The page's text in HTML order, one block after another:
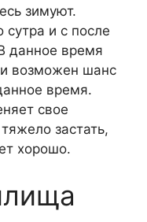
зимуют.
и с после
данное время
и возможен шанс
время.
свое
застать,
хорошо.